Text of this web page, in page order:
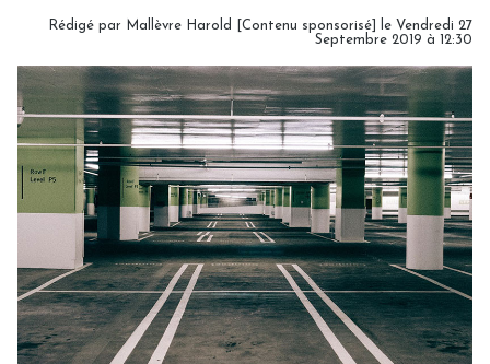
Rédigé par Mallèvre Harold [Contenu sponsorisé] le Vendredi 27
Septembre 2019 à 12:30